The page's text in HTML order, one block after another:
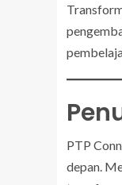
PTP
depan.